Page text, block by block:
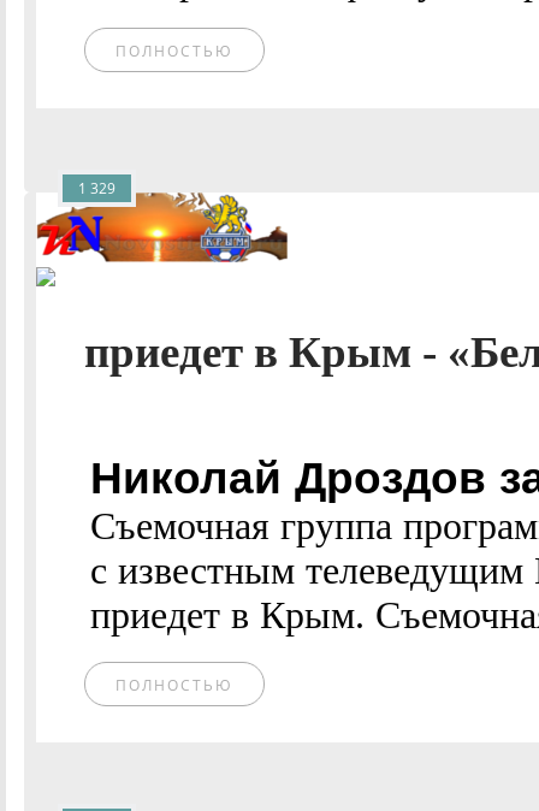
ПОЛНОСТЬЮ
приедет в Крым -
Николай Дроздов
Съемочная группа
с известным
приедет в Крым.
ПОЛНОСТЬЮ
1 329